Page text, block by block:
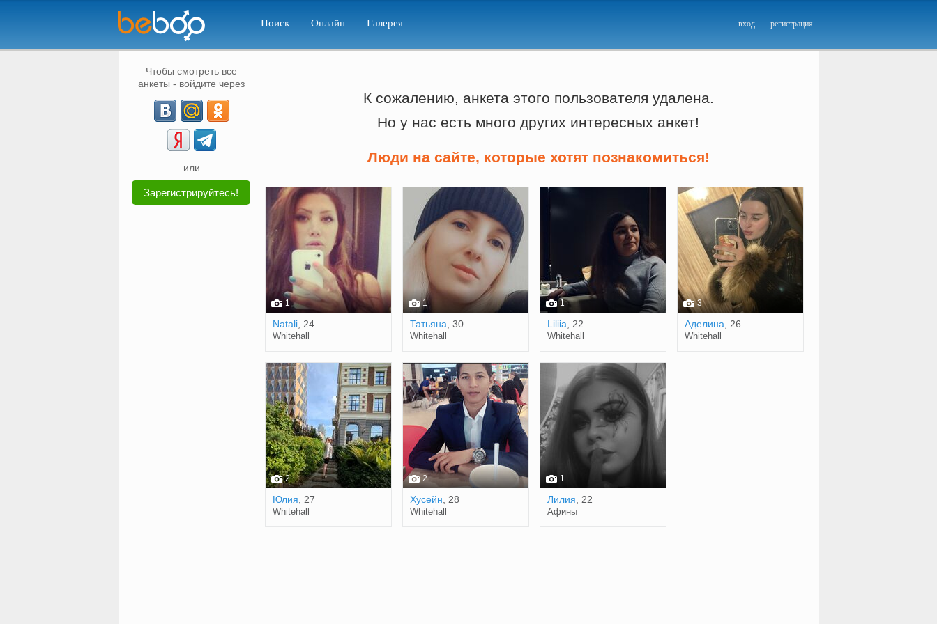
Поиск Онлайн Галерея вход регистрация
Чтобы смотреть все
анкеты - войдите через
или
Зарегистрируйтесь!
К сожалению, анкета этого пользователя удалена.
Но у нас есть много других интересных анкет!
Люди на сайте, которые хотят познакомиться!
1
Natali, 24
Whitehall
1
Татьяна , 30
Whitehall
1
Liliia , 22
Whitehall
3
Аделина , 26
Whitehall
2
Юлия , 27
Whitehall
2
Хусейн , 28
Whitehall
1
Лилия , 22
Афины